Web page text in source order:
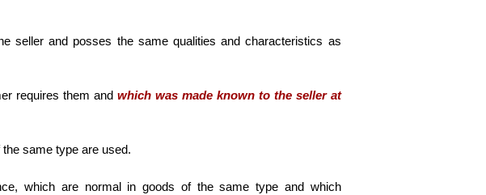
seller and posses the same qualities and characteristics as
requires them and which was made known to the seller at
same type are used.
which are normal in goods of the same type and which